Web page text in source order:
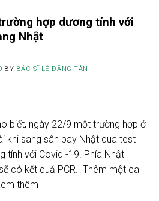
hợp dương tính với
Nhật
BY BÁC SĨ LÊ ĐĂNG TÂN
biết, ngày 22/9 một trường hợp ở
khi sang sân bay Nhật qua test
tính với Covid -19. Phía Nhật
có kết quả PCR. Thêm một ca
thêm